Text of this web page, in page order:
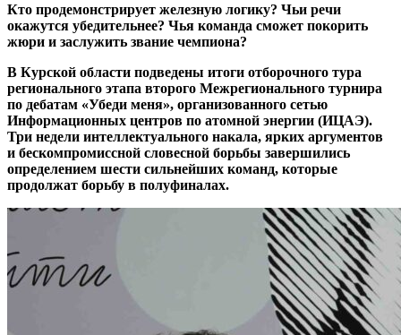
Кто продемонстрирует железную логику? Чьи речи
окажутся убедительнее? Чья команда сможет покорить
жюри и заслужить звание чемпиона?
В Курской области подведены итоги отборочного тура
регионального этапа второго Межрегионального турнира
по дебатам «Убеди меня», организованного сетью
Информационных центров по атомной энергии (ИЦАЭ).
Три недели интеллектуального накала, ярких аргументов
и бескомпромиссной словесной борьбы завершились
определением шести сильнейших команд, которые
продолжат борьбу в полуфиналах.